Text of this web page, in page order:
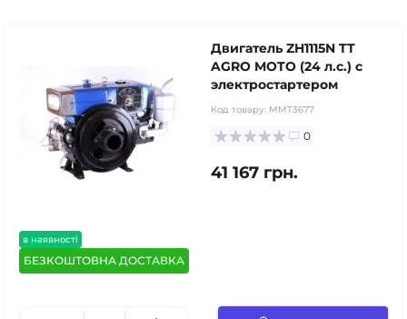
в наявності
БЕЗКОШТОВНА ДОСТАВКА
Двигатель ZH1115N TT
AGRO MOTO (24 л.с.) с
электростартером
Код товару: MMT3677
0
41 167 грн.